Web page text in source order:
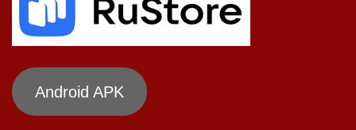
Android APK